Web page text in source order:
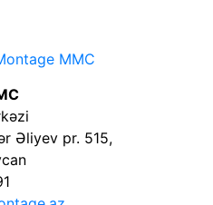
Əliyev pr. 515,